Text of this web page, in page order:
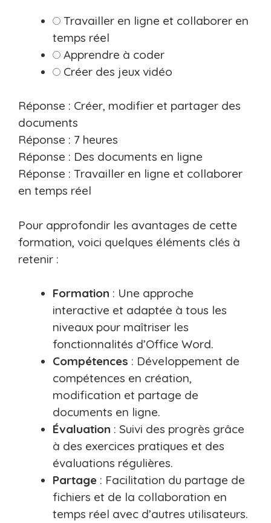
Travailler en ligne et collaborer en
temps réel
Apprendre à coder
Créer des jeux vidéo
Réponse : Créer, modifier et partager des
documents
Réponse : 7 heures
Réponse : Des documents en ligne
Réponse : Travailler en ligne et collaborer
en temps réel
Pour approfondir les avantages de cette
formation, voici quelques éléments clés à
retenir :
Formation : Une approche
interactive et adaptée à tous les
niveaux pour maîtriser les
fonctionnalités d’Office Word.
Compétences : Développement de
compétences en création,
modification et partage de
documents en ligne.
Évaluation : Suivi des progrès grâce
à des exercices pratiques et des
évaluations régulières.
Partage : Facilitation du partage de
fichiers et de la collaboration en
temps réel avec d’autres utilisateurs.